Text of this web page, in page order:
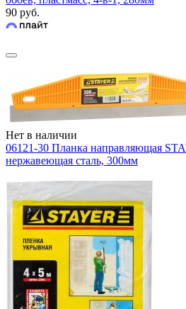
90 руб.
Нет в наличии
06121-30 Планка направляющая
нержавеющая сталь, 300мм